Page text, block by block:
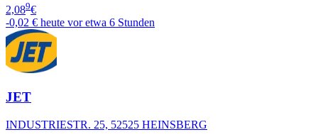
2,089€
-0,02 € heute vor etwa 6 Stunden
JET
INDUSTRIESTR. 25, 52525 HEINSBERG